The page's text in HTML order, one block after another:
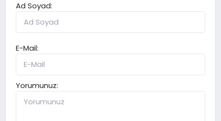
Ad Soyad:
E-Mail:
Yorumunuz: